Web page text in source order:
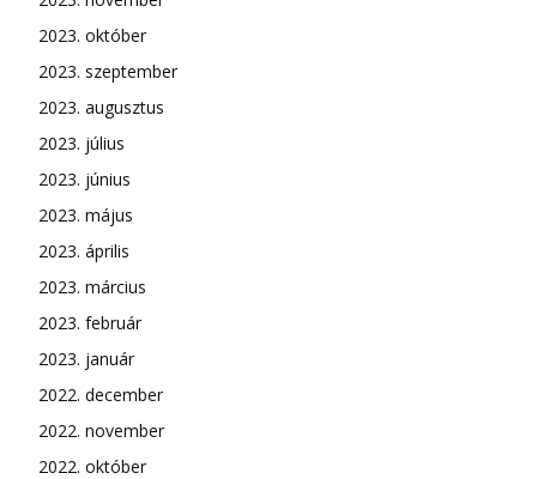
2023. október
2023. szeptember
2023. augusztus
2023. július
2023. június
2023. május
2023. április
2023. március
2023. február
2023. január
2022. december
2022. november
2022. október